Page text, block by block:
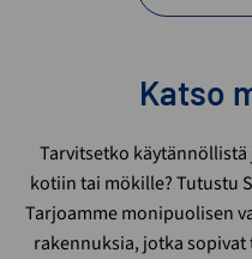
Katso
Tarvitsetko
kotiin tai mökille? Tutustu
Tarjoamme monipuolisen
rakennuksia, jotka